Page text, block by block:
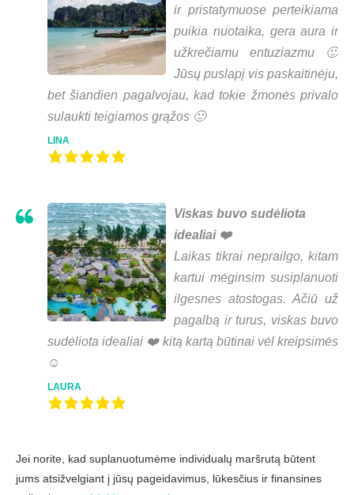
ir pristatymuose perteikiama
puikia nuotaika, gera aura ir
užkrečiamu entuziazmu 🙂
Jūsų puslapį vis paskaitinėju,
bet šiandien pagalvojau, kad tokie žmonės privalo
sulaukti teigiamos grąžos 🙂
LINA
Viskas buvo sudėliota
idealiai ❤️
Laikas tikrai neprailgo, kitam
kartui mėginsim susiplanuoti
ilgesnes atostogas. Ačiū už
pagalbą ir turus, viskas buvo
sudėliota idealiai ❤️ kitą kartą būtinai vėl kreipsimės
☺️
LAURA
Jei norite, kad suplanuotumėme individualų maršrutą būtent
jums atsižvelgiant į jūsų pageidavimus, lūkesčius ir finansines